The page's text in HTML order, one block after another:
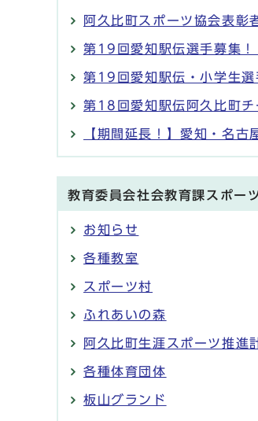
阿久比町スポーツ協会表彰
第19回愛知駅伝選手募集！
第19回愛知駅伝・小学生選
第18回愛知駅伝阿久比町チ
【期間延長！】愛知・名
教育委員会社会教育課スポー
お知らせ
各種教室
スポーツ村
ふれあいの森
阿久比町生涯スポーツ推進
各種体育団体
板山グランド